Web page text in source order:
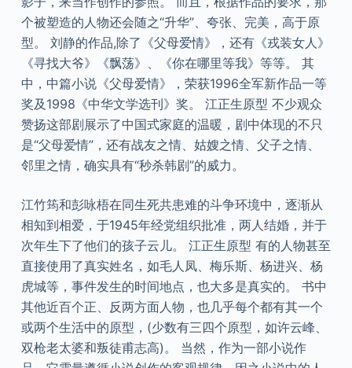
个被塑造的人物还会随之“升华”、夸张、完美，高于原
型。 刘静的作品,除了《父母爱情》，还有《戎装女人》
《寻找大爷》《飘荡》、《你在哪里等我》等等。 其
中，中篇小说《父母爱情》，荣获1996全军新作品一等
奖及1998《中华文学选刊》奖。 江正生原型 不少观众
赞扬这部剧展示了中国式家庭的温暖，剧中体现的不只
是“父母爱情”，还有战友之情、姑嫂之情、父子之情、
邻里之情，确实具有“秒杀韩剧”的威力。
江竹筠和彭咏梧在同生死共患难的斗争环境中，逐渐从
相知到相爱，于1945年经党组织批准，两人结婚，并于
次年生下了他们的孩子云儿。 江正生原型 有的人物甚至
直接使用了真实姓名，如毛人凤、梅乐斯、杨进兴、杨
虎城等，事件发生的时间地点，也大多是真实的。 书中
其他近百个正、反两方面人物，也几乎每个都有其一个
或两个生活中的原型，(少数有三四个原型，如许云峰、
双枪老太婆和叛徒甫志高)。 当然，作为一部小说作